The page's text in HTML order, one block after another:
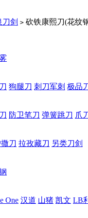
刀剑 > 砍铁康熙刀(花纹
狗腿刀 刺刀军刺 极品
防卫笔刀 弹簧跳刀 爪
撒刀 拉孜藏刀 另类刀剑
One 汉道 山猪 凯文 LB